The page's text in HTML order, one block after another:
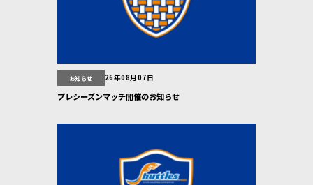
お知らせ 26年08月07日
プレシーズンマッチ開催のお知らせ